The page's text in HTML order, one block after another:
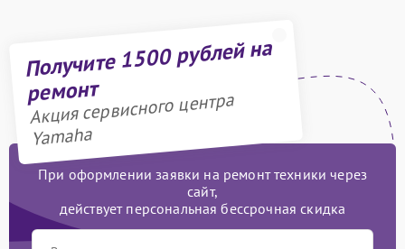
Получите 1500 рублей на
ремонт
Акция сервисного центра
Yamaha
При оформлении заявки на ремонт техники через
сайт,
действует персональная бессрочная скидка